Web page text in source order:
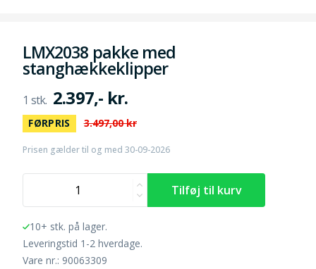
LMX2038 pakke med
stanghækkeklipper
2.397,- kr.
FØRPRIS 3.497,00 kr
Prisen gælder til og med 30-09-2026
10+ stk. på lager.
Leveringstid 1-2 hverdage.
Vare nr.: 90063309